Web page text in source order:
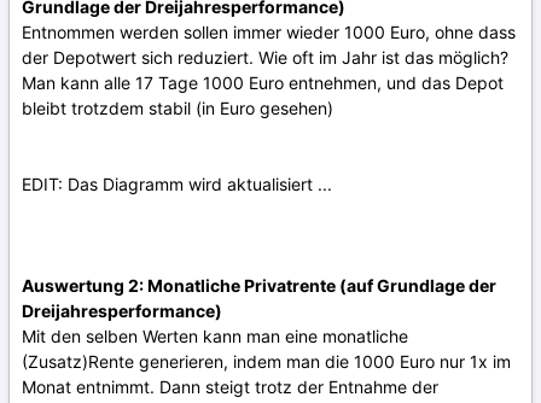
Grundlage der Dreijahresperformance)
Entnommen werden sollen immer wieder 1000 Euro, ohne dass
der Depotwert sich reduziert. Wie oft im Jahr ist das möglich?
Man kann alle 17 Tage 1000 Euro entnehmen, und das Depot
bleibt trotzdem stabil (in Euro gesehen)
EDIT: Das Diagramm wird aktualisiert ...
Auswertung 2: Monatliche Privatrente (auf Grundlage der
Dreijahresperformance)
Mit den selben Werten kann man eine monatliche
(Zusatz)Rente generieren, indem man die 1000 Euro nur 1x im
Monat entnimmt. Dann steigt trotz der Entnahme der